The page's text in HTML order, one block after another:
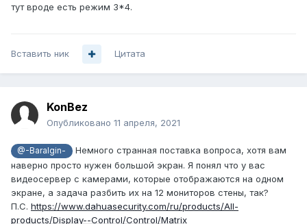
тут вроде есть режим 3*4.
Вставить ник Цитата
KonBez
Опубликовано 11 апреля, 2021
@-Baralgin-
Немного странная поставка вопроса, хотя вам
наверно просто нужен большой экран. Я понял что у вас
видеосервер с камерами, которые отображаются на одном
экране, а задача разбить их на 12 мониторов стены, так?
П.С. https://www.dahuasecurity.com/ru/products/All-
products/Display--Control/Control/Matrix